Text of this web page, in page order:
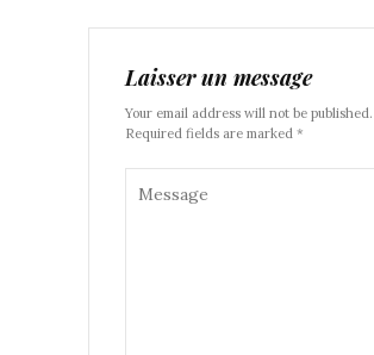
Laisser un message
Your email address will not be published.
Required fields are marked *